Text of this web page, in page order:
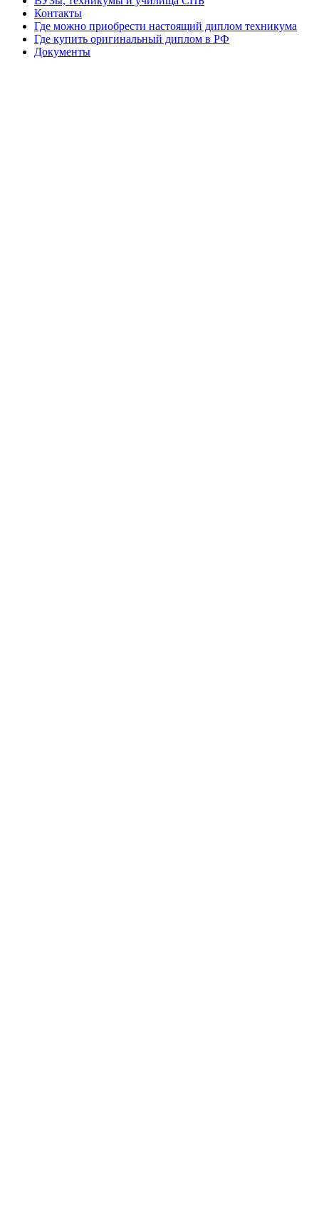
Контакты
Где можно приобрести настоящий диплом техникума
Где купить оригинальный диплом в РФ
Документы